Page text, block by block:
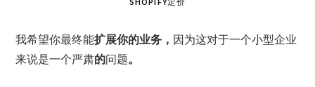
我希望你最终能扩展你的业务， 因为这对于一个小型企业
来说是一个严肃的问题。